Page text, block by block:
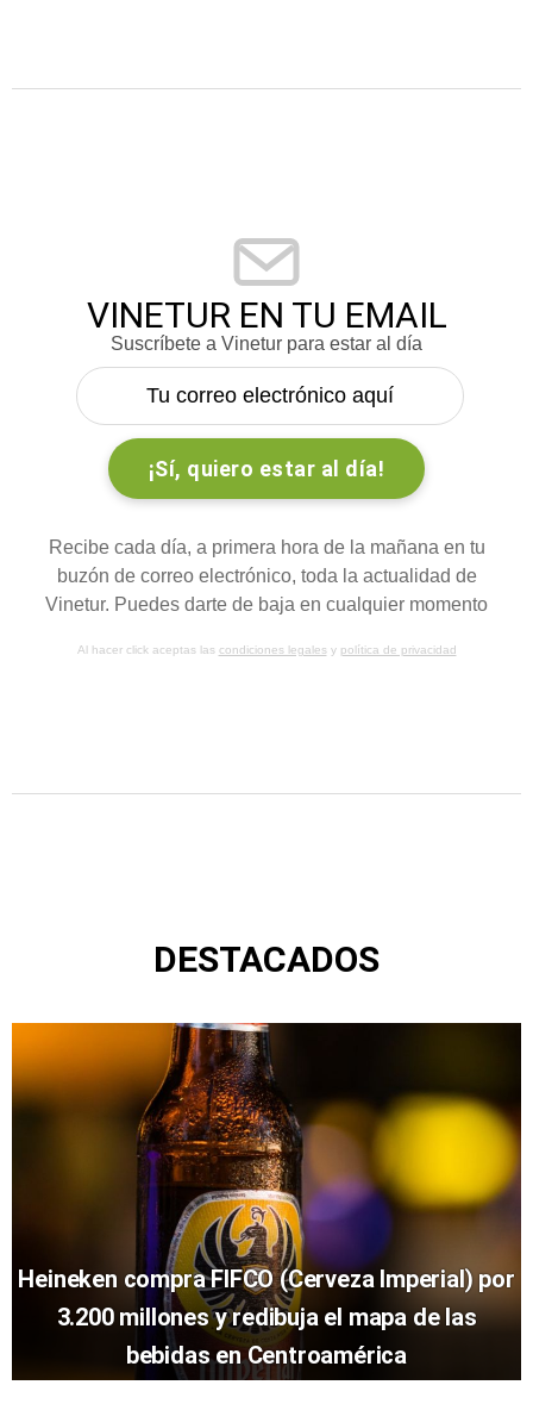
VINETUR EN TU EMAIL
Suscríbete a Vinetur para estar al día
Recibe cada día, a primera hora de la mañana en tu
buzón de correo electrónico, toda la actualidad de
Vinetur. Puedes darte de baja en cualquier momento
Al hacer click aceptas las condiciones legalesy política de privacidad
DESTACADOS
Heineken compra FIFCO (Cerveza Imperial) por
3.200 millones y redibuja el mapa de las
bebidas en Centroamérica